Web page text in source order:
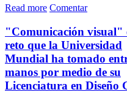
Read more Comentar
"Comunicación visual"
reto que la Universidad
Mundial ha tomado
manos por medio de su
Licenciatura en Diseño